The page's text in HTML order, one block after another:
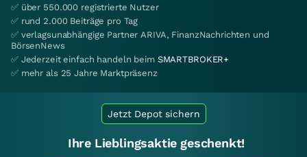
✅ über 550.000 registrierte Nutzer
✅ rund 2.000 Beiträge pro Tag
✅ verlagsunabhängige Partner ARIVA, FinanzNachrichten und
BörsenNews
✅ Jederzeit einfach handeln beim SMARTBROKER+
✅ mehr als 25 Jahre Marktpräsenz
Jetzt Depot sichern
Ihre Lieblingsaktie geschenkt!